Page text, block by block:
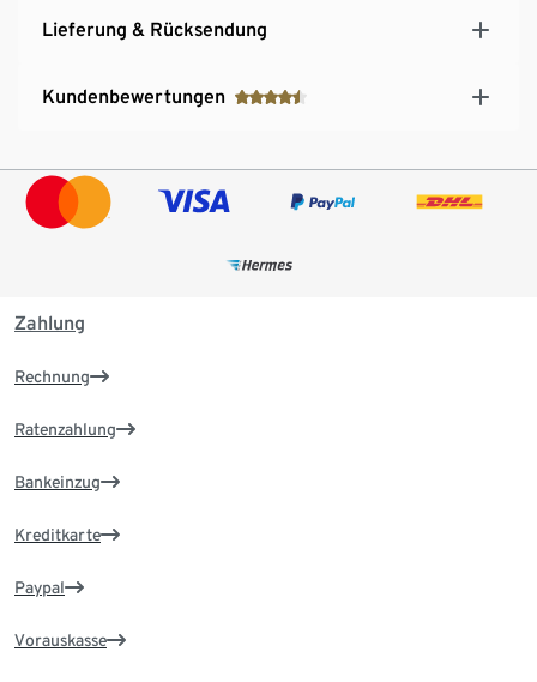
Lieferung & Rücksendung
Kundenbewertungen
Zahlung
Rechnung
Ratenzahlung
Bankeinzug
Kreditkarte
Paypal
Vorauskasse